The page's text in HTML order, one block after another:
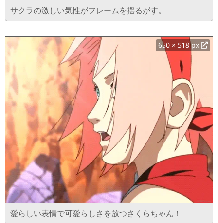
サクラの激しい気性がフレームを揺るがす。
650 × 518 px
愛らしい表情で可愛らしさを放つさくらちゃん！